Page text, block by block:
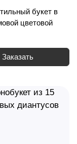
букет в
цветовой
Заказать